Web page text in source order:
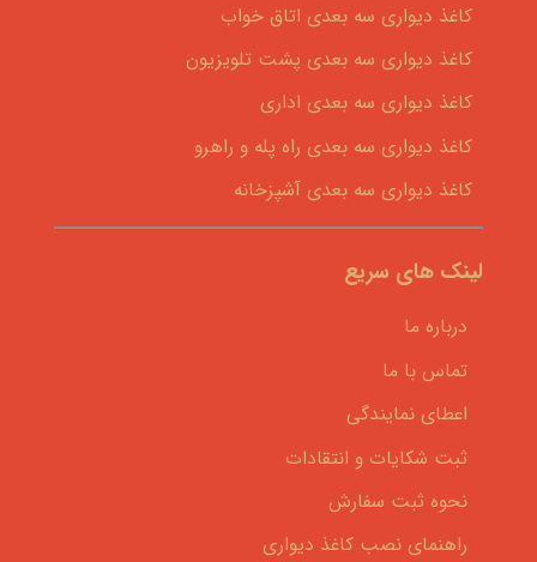
کاغذ دیواری سه بعدی اتاق خواب
کاغذ دیواری سه بعدی پشت تلویزیون
کاغذ دیواری سه بعدی اداری
کاغذ دیواری سه بعدی راه پله و راهرو
کاغذ دیواری سه بعدی آشپزخانه
لینک های سریع
درباره ما
تماس با ما
اعطای نمایندگی
ثبت شکایات و انتقادات
نحوه ثبت سفارش
راهنمای نصب کاغذ دیواری